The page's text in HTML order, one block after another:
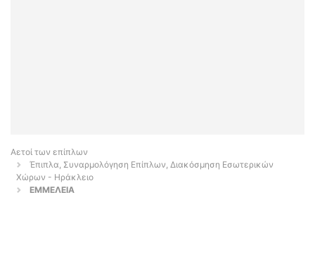
Αετοί των επίπλων
Έπιπλα, Συναρμολόγηση Επίπλων, Διακόσμηση Εσωτερικών
Χώρων - Ηράκλειο
ΕΜΜΕΛΕΙΑ